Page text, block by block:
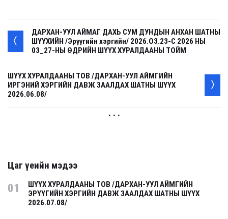
ДАРХАН-УУЛ АЙМАГ ДАХЬ СУМ ДУНДЫН АНХАН ШАТНЫ
ШҮҮХИЙН /Эрүүгийн хэргийн/ 2026.О3.23-С 2026 НЫ
03_27-НЫ ӨДРИЙН ШҮҮХ ХУРАЛДААНЫ ТОЙМ
ШҮҮХ ХУРАЛДААНЫ ТОВ /ДАРХАН-УУЛ АЙМГИЙН
ИРГЭНИЙ ХЭРГИЙН ДАВЖ ЗААЛДАХ ШАТНЫ ШҮҮХ
2026.06.08/
. . .
Цаг үеийн мэдээ
01
ШҮҮХ ХУРАЛДААНЫ ТОВ /ДАРХАН-УУЛ АЙМГИЙН
ЭРҮҮГИЙН ХЭРГИЙН ДАВЖ ЗААЛДАХ ШАТНЫ ШҮҮХ
2026.07.08/